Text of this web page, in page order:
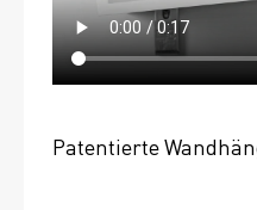
Patentierte